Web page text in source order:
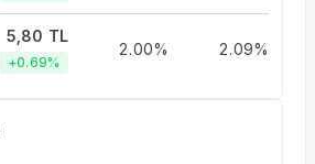
5,80 TL
+0.69%
2.00% 2.09%